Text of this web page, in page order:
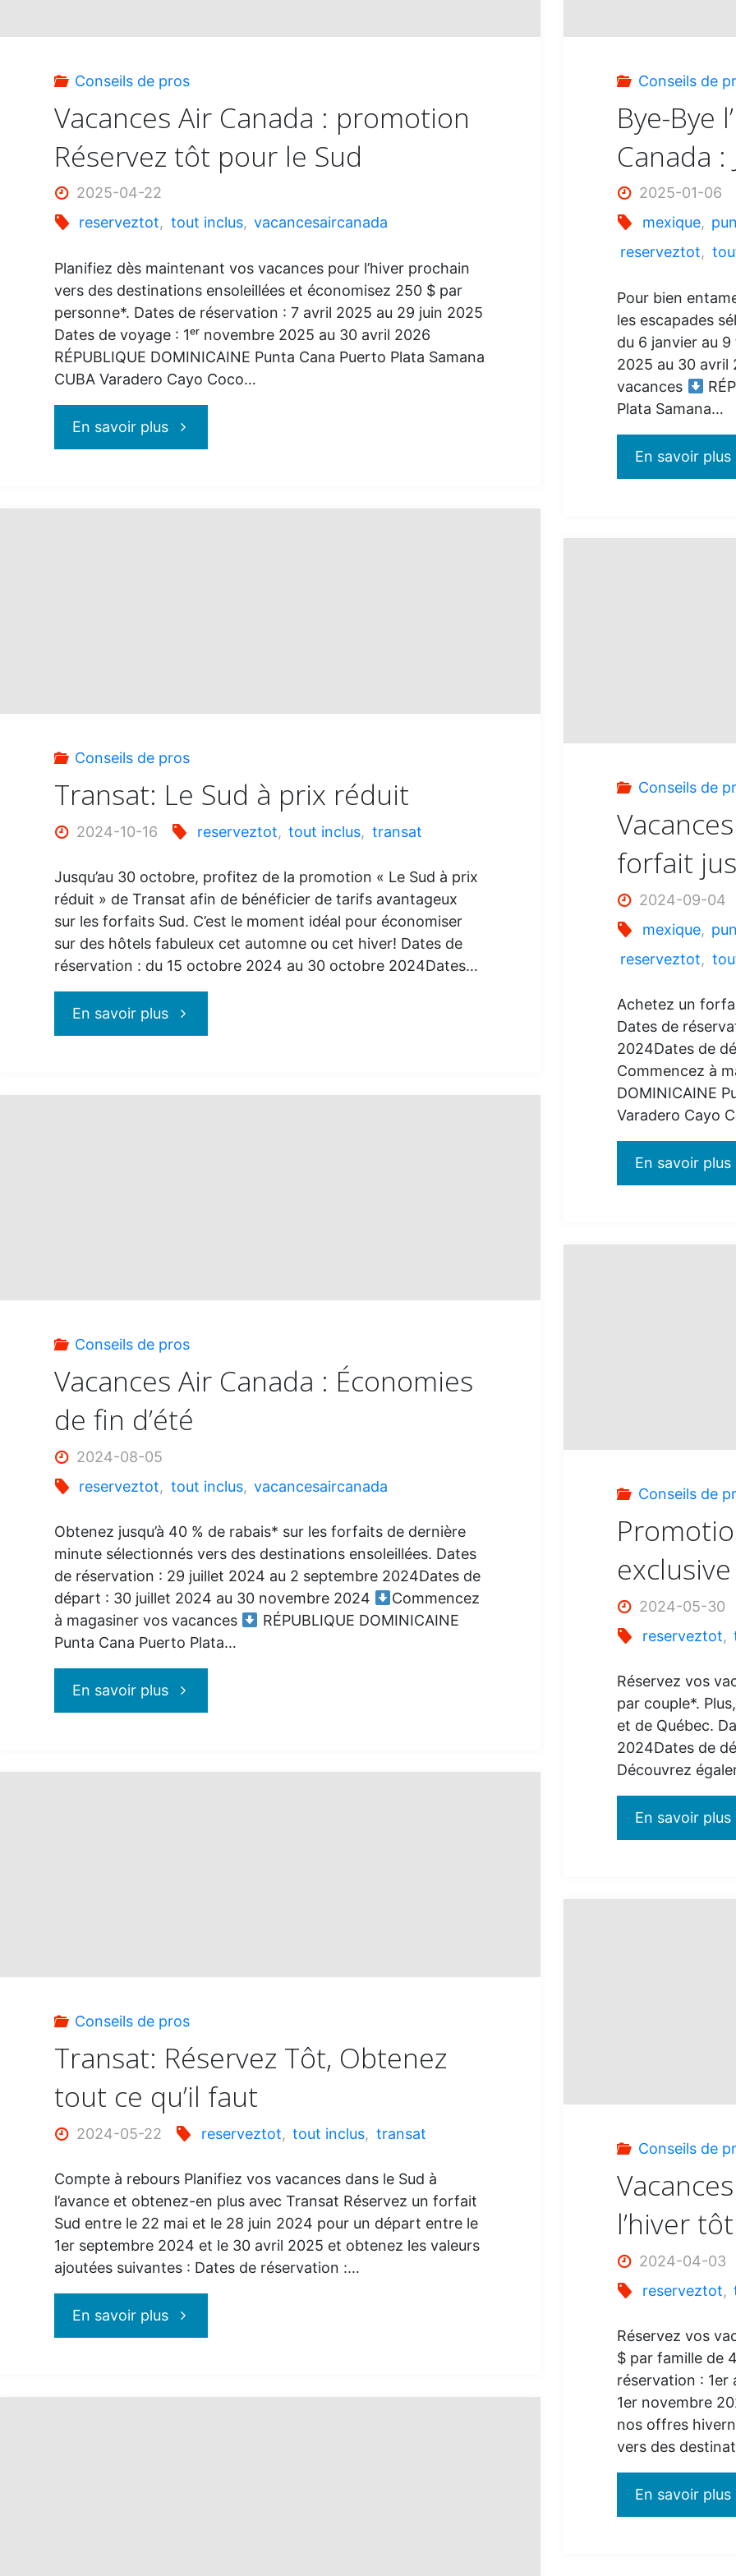
Conseils de pros
Vacances Air Canada : promotion
Réservez tôt pour le Sud
2025-04-22
reserveztot, tout inclus, vacancesaircanada
Planifiez dès maintenant vos vacances pour l’hiver prochain
vers des destinations ensoleillées et économisez 250 $ par
personne*. Dates de réservation : 7 avril 2025 au 29 juin 2025
Dates de voyage : 1ᵉʳ novembre 2025 au 30 avril 2026
RÉPUBLIQUE DOMINICAINE Punta Cana Puerto Plata Samana
CUBA Varadero Cayo Coco…
En savoir plus"Vacances
Sud"
Conseils de
Bye-Bye
Canada :
2025-01-06
mexique,
reserveztot,
Pour bien
les escapades
du 6 janvier au
2025 au 30 avril
vacances
Plata Samana…
En savoir plus
Conseils de pros
Transat: Le Sud à prix réduit
2024-10-16 reserveztot, tout inclus, transat
Jusqu’au 30 octobre, profitez de la promotion « Le Sud à prix
réduit » de Transat afin de bénéficier de tarifs avantageux
sur les forfaits Sud. C’est le moment idéal pour économiser
sur des hôtels fabuleux cet automne ou cet hiver! Dates de
réservation : du 15 octobre 2024 au 30 octobre 2024Dates…
En savoir plus"Transat:
Conseils de
forfait
2024-09-04
mexique,
reserveztot,
Achetez un
Dates de
2024Dates de
Commencez à
DOMINICAINE
Varadero Cayo
En savoir plus
Conseils de pros
Vacances Air Canada : Économies
de fin d’été
2024-08-05
reserveztot, tout inclus, vacancesaircanada
Obtenez jusqu’à 40 % de rabais* sur les forfaits de dernière
minute sélectionnés vers des destinations ensoleillées. Dates
de réservation : 29 juillet 2024 au 2 septembre 2024Dates de
départ : 30 juillet 2024 au 30 novembre 2024
Commencez
à magasiner vos vacances
RÉPUBLIQUE DOMINICAINE
Punta Cana Puerto Plata…
En savoir plus"Vacances
Conseils de
2024-05-30
reserveztot,
Réservez vos
par couple*.
et de Québec.
2024Dates de
Découvrez
En savoir plus
Conseils de pros
Transat: Réservez Tôt, Obtenez
tout ce qu’il faut
2024-05-22 reserveztot, tout inclus, transat
Compte à rebours Planifiez vos vacances dans le Sud à
l’avance et obtenez-en plus avec Transat Réservez un forfait
Sud entre le 22 mai et le 28 juin 2024 pour un départ entre le
1er septembre 2024 et le 30 avril 2025 et obtenez les valeurs
ajoutées suivantes : Dates de réservation :…
En savoir plus"Transat:
Conseils de
l’hiver
2024-04-03
reserveztot,
Réservez vos
$ par famille de
réservation : 1er
1er novembre
nos offres
vers des
En savoir plus